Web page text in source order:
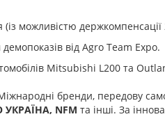
(із можливістю держкомпенсації
від Agro Team Expo.
Mitsubishi L200 та
бренди, передову
УКРАЇНА, NFM та інші. За